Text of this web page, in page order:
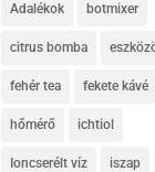
Adalékok botmixer
citrus bomba
fehér tea fekete kávé
hőmérő ichtiol
Ioncserélt víz iszap